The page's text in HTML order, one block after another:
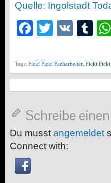
Quelle: Ingolstadt
Facebook
Twitter
VK
Tags: Ficki Ficki Facharbeiter Ficki
Schreibe
Du musst angemeldet
Connect with: